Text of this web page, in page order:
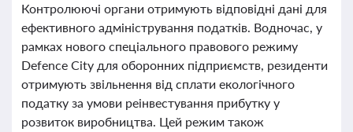
Контролюючі органи отримують відповідні дані для
ефективного адміністрування податків. Водночас, у
рамках нового спеціального правового режиму
Defence City для оборонних підприємств, резиденти
отримують звільнення від сплати екологічного
податку за умови реінвестування прибутку у
розвиток виробництва. Цей режим також